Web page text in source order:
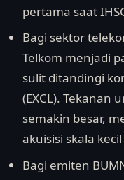
pertama saat
Bagi sektor
Telkom menjadi
sulit ditandingi
(EXCL). Tekanan
semakin besar,
akuisisi skala
Bagi emiten